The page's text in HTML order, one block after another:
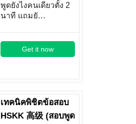
พูดยังไงคนเดียวตั้ง 2
นาที แถมยั…
Get it now
เทคนิคพิชิตข้อสอบ
HSKK 高级 (สอบพูด